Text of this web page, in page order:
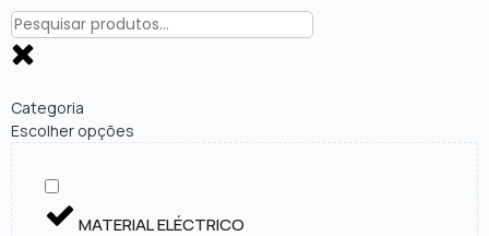
Categoria
Escolher opções
MATERIAL ELÉCTRICO